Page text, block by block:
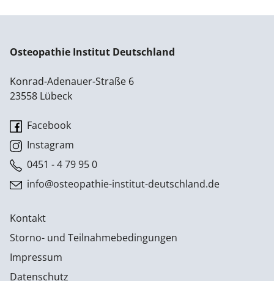
Osteopathie Institut Deutschland
Konrad-Adenauer-Straße 6
23558 Lübeck
Facebook
Instagram
0451 - 4 79 95 0
info@osteopathie-institut-deutschland.de
Kontakt
Storno- und Teilnahmebedingungen
Impressum
Datenschutz